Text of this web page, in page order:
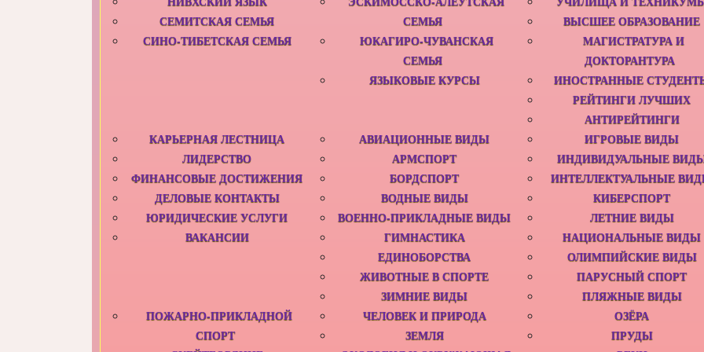
СЕМИТСКАЯ СЕМЬЯ
СИНО-ТИБЕТСКАЯ СЕМЬЯ
СЕМЬЯ
ЮКАГИРО-ЧУВАНСКАЯ
СЕМЬЯ
ЯЗЫКОВЫЕ КУРСЫ
ВЫСШЕЕ ОБРАЗОВАНИЕ
МАГИСТРАТУРА И
ДОКТОРАНТУРА
ИНОСТРАННЫЕ
РЕЙТИНГИ ЛУЧШИХ
АНТИРЕЙТИНГИ
КАРЬЕРНАЯ ЛЕСТНИЦА
ЛИДЕРСТВО
ФИНАНСОВЫЕ ДОСТИЖЕНИЯ
ДЕЛОВЫЕ КОНТАКТЫ
ЮРИДИЧЕСКИЕ УСЛУГИ
ВАКАНСИИ
АВИАЦИОННЫЕ ВИДЫ
АРМСПОРТ‎
БОРДСПОРТ
ВОДНЫЕ ВИДЫ
ВОЕННО-ПРИКЛАДНЫЕ ВИДЫ
ГИМНАСТИКА
ЕДИНОБОРСТВА‎
ЖИВОТНЫЕ В СПОРТЕ
ЗИМНИЕ ВИДЫ
ИГРОВЫЕ ВИДЫ
ИНДИВИДУАЛЬНЫЕ
ИНТЕЛЛЕКТУАЛЬНЫЕ
КИБЕРСПОРТ
ЛЕТНИЕ ВИДЫ
НАЦИОНАЛЬНЫЕ ВИДЫ
ОЛИМПИЙСКИЕ ВИДЫ
ПАРУСНЫЙ СПОРТ
ПЛЯЖНЫЕ ВИДЫ
ПОЖАРНО-ПРИКЛАДНОЙ
СПОРТ‎
ЧЕЛОВЕК И ПРИРОДА
ЗЕМЛЯ
ОЗЁРА
ПРУДЫ